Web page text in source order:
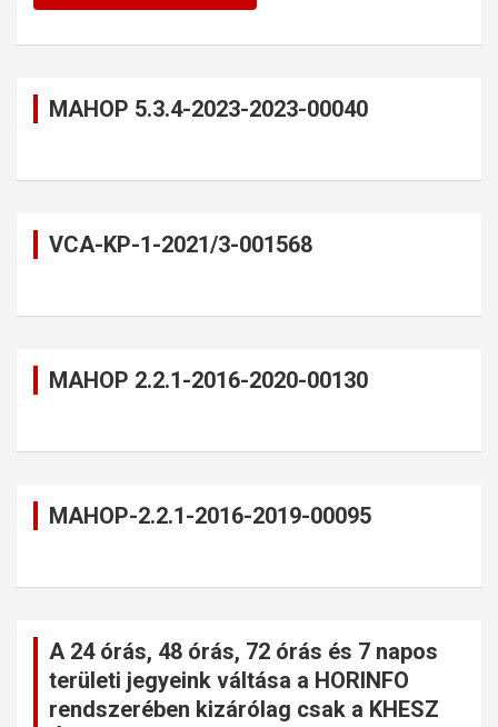
MAHOP 5.3.4-2023-2023-00040
VCA-KP-1-2021/3-001568
MAHOP 2.2.1-2016-2020-00130
MAHOP-2.2.1-2016-2019-00095
A 24 órás, 48 órás, 72 órás és 7 napos
területi jegyeink váltása a HORINFO
rendszerében kizárólag csak a KHESZ